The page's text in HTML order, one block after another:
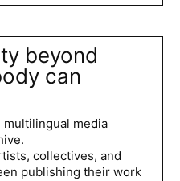
beyond
can
multilingual media
collectives, and
publishing their work